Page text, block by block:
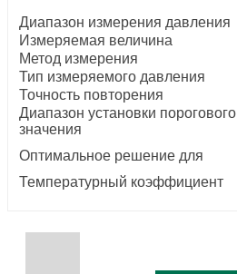
Диапазон измерения давления
Измеряемая величина
Метод измерения
Тип измеряемого давления
Точность повторения
Диапазон установки порогового
значения
Оптимальное решение для
Температурный коэффициент